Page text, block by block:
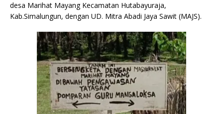
desa Marihat Mayang Kecamatan Hutabayuraja,
Kab.Simalungun, dengan UD. Mitra Abadi Jaya Sawit (MAJS).